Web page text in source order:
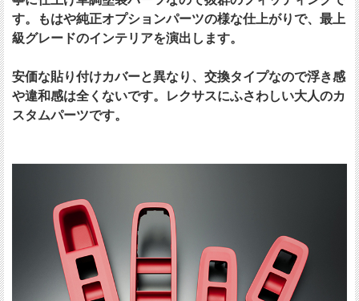
す。もはや純正オプションパーツの様な仕上がりで、最上
級グレードのインテリアを演出します。
安価な貼り付けカバーと異なり、交換タイプなので浮き感
や違和感は全くないです。レクサスにふさわしい大人のカ
スタムパーツです。